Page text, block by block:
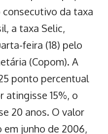
da taxa
a taxa Selic,
feira (18) pelo
(Copom). A
ponto percentual
atingisse 15%, o
20 anos. O valor
junho de 2006,